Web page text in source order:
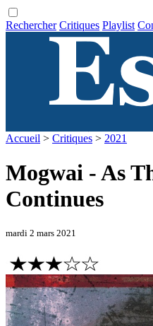
Rechercher Critiques Playlist
Accueil > Critiques > 2021
Mogwai - As
Continues
mardi 2 mars 2021